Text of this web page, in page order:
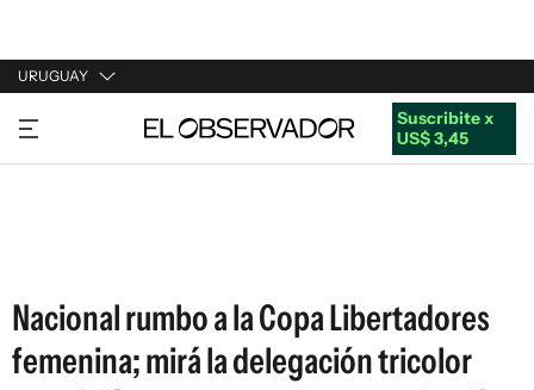
URUGUAY
URUGUAY
ARGENTINA
Suscribite x
US$ 3,45
Nacional rumbo a la Copa Libertadores
femenina; mirá la delegación tricolor